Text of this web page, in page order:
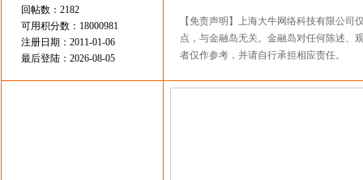
回帖数：2182
可用积分数：18000981
注册日期：2011-01-06
最后登陆：2026-08-05
【免责声明】上海大牛网络科技有限公
点，与金融岛无关。金融岛对任何陈述、
者仅作参考，并请自行承担相应责任。